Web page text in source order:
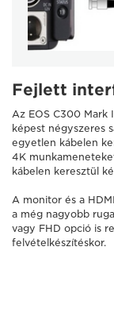
Fejlett
Az EOS C300 Mark
képest négyszeres
egyetlen kábelen
4K
kábelen keresztül
A monitor és a
a még nagyobb
vagy FHD opció is
felvételkészítéskor.